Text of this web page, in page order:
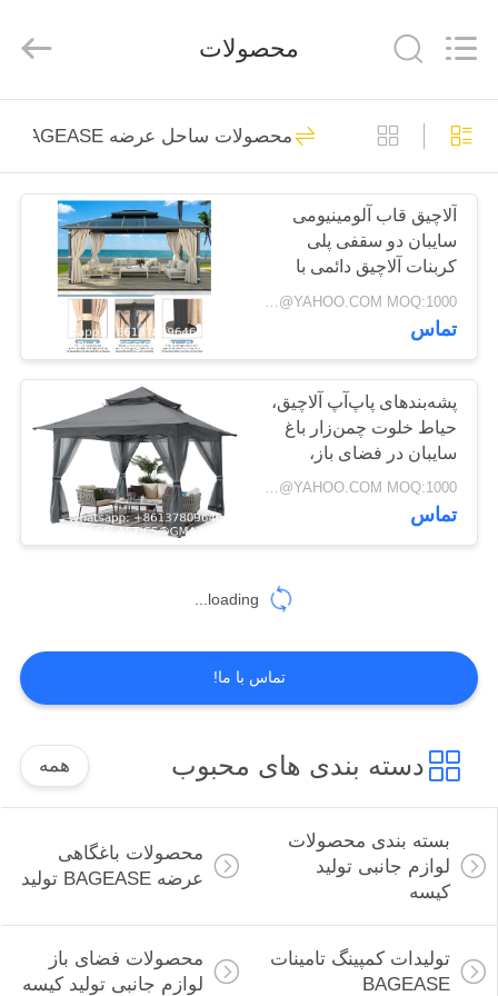
صفحه
اصلی
محصولات
درباره
کارخانه
کنترل
کیفیت
ما
تماس
درخواست
نقل
قول
نقشه
CO.,LTD..
Developed
بسته بندی محصولات
لوازم جانبی تولید
کیسه
305
محصولات باغگاهی
عرضه BAGEASE
تولید
205
تولیدات کمپینگ
محصولات فضای باز
لوازم جانبی تولید
کیسه
90
محصولات
محصولات ساحل عرضه BAGEASE تولید
آلاچیق قاب آلومینیومی
سایبان دو سقفی پلی
کربنات آلاچیق دائمی با
پرده توری
Negotiable BAGPLASTICS@YAHOO.COM MOQ:1000 قطعه اسکایپ: mydearneil
تماس
پشه‌بندهای پاپ‌آپ آلاچیق،
حیاط خلوت چمن‌زار باغ
سایبان در فضای باز،
آلاچیق آلاچیق با روکش
پاسیو
Negotiable BAGPLASTICS@YAHOO.COM MOQ:1000 قطعه اسکایپ: mydearneil
تماس
loading...
تماس با ما!
دسته بندی های محبوب همه
بسته بندی محصولات
لوازم جانبی تولید
کیسه
محصولات باغگاهی
عرضه BAGEASE تولید
تولیدات کمپینگ تامینات
BAGEASE
محصولات فضای باز
لوازم جانبی تولید کیسه